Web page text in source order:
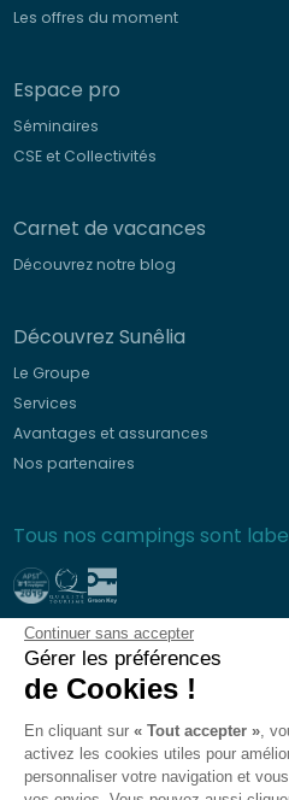
Continuer sans accepter
Gérer les préférences
de Cookies !
En cliquant sur « Tout accepter »,
activez les cookies utiles pour
personnaliser votre navigation et
Les offres du moment
Espace pro
Séminaires
CSE et Collectivités
Carnet de vacances
Découvrez notre blog
Découvrez Sunêlia
Le Groupe
Services
Avantages et assurances
Nos partenaires
Tous nos campings sont
Paiements sécurisés
Foire aux questions
Conditions générales de ventes